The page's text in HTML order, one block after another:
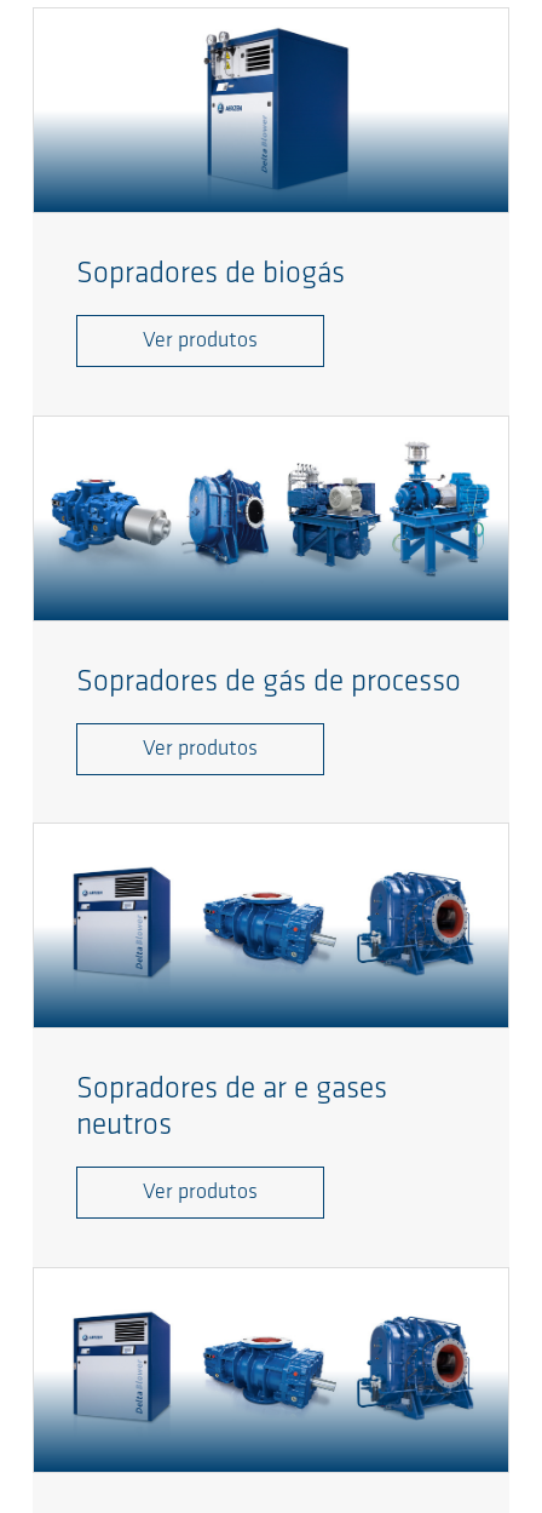
Sopradores de biogás
Ver produtos
Sopradores de gás de processo
Ver produtos
Sopradores de ar e gases
neutros
Ver produtos